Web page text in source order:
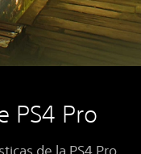
PS4 Pro
de la PS4 Pro